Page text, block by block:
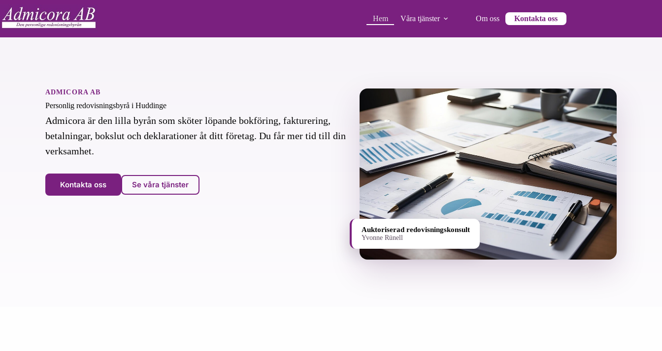
content
Hem Våra tjänster Om oss Kontakta oss
ADMICORA AB
Personlig redovisningsbyrå i Huddinge
Admicora är den lilla byrån som sköter löpande bokföring, fakturering,
betalningar, bokslut och deklarationer åt ditt företag. Du får mer tid till din
verksamhet.
Kontakta oss Se våra tjänster
Auktoriserad redovisningskonsult
Yvonne Rünell